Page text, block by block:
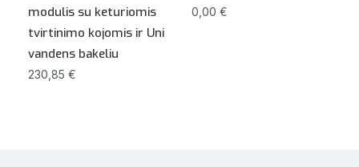
modulis su keturiomis
tvirtinimo kojomis ir Uni
vandens bakeliu
230,85 €
0,00 €